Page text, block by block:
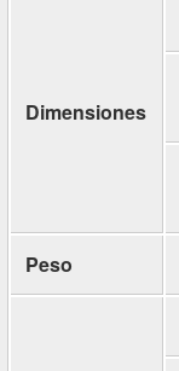
Dimensiones
Peso